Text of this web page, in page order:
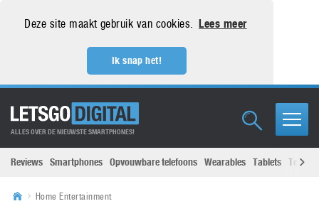
Deze site maakt gebruik van cookies. Lees meer
Ik snap het!
ALLES OVER DE NIEUWSTE SMARTPHONES!
Reviews Smartphones Opvouwbare telefoons Wearables Tablets
Home Entertainment